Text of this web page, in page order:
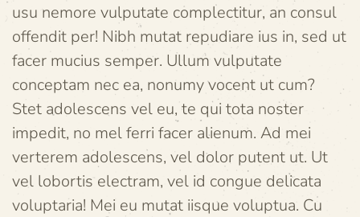
usu nemore vulputate complectitur, an consul
offendit per! Nibh mutat repudiare ius in, sed ut
facer mucius semper. Ullum vulputate
conceptam nec ea, nonumy vocent ut cum?
Stet adolescens vel eu, te qui tota noster
impedit, no mel ferri facer alienum. Ad mei
verterem adolescens, vel dolor putent ut. Ut
vel lobortis electram, vel id congue delicata
voluptaria! Mei eu mutat iisque voluptua. Cu